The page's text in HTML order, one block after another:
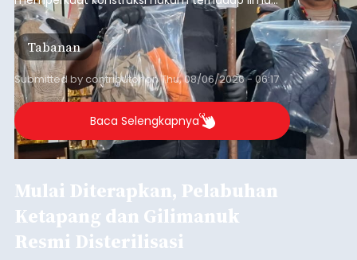
orang tersangka yang saat ini ditahan.
Tabanan
Submitted bycontributoronThu, 08/06/2026 - 06:17
Baca Selengkapnya
Mulai Diterapkan, Pelabuhan
Ketapang dan Gilimanuk
Resmi Disterilisasi